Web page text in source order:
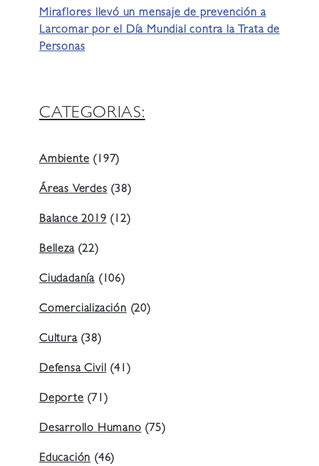
Miraflores llevó un mensaje de prevención a
Larcomar por el Día Mundial contra la Trata de
Personas
CATEGORIAS:
Ambiente (197)
Áreas Verdes (38)
Balance 2019 (12)
Belleza(22)
Ciudadanía (106)
Comercialización (20)
Cultura(38)
Defensa Civil (41)
Deporte (71)
Desarrollo Humano (75)
Educación (46)